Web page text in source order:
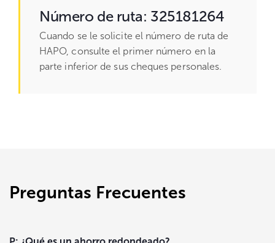
Número de ruta: 325181264
Cuando se le solicite el número de ruta de
HAPO, consulte el primer número en la
parte inferior de sus cheques personales.
Preguntas Frecuentes